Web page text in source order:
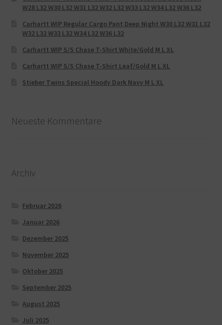
W28 L32 W30 L32 W31 L32 W32 L32 W33 L32 W34 L32 W36 L32
Carhartt WIP Regular Cargo Pant Deep Night W30 L32 W31 L32
W32 L32 W33 L32 W34 L32 W36 L32
Carhartt WIP S/S Chase T-Shirt White/Gold M L XL
Carhartt WIP S/S Chase T-Shirt Leaf/Gold M L XL
Stieber Twins Special Hoody Dark Navy M L XL
Neueste Kommentare
Archiv
Februar 2026
Januar 2026
Dezember 2025
November 2025
Oktober 2025
September 2025
August 2025
Juli 2025